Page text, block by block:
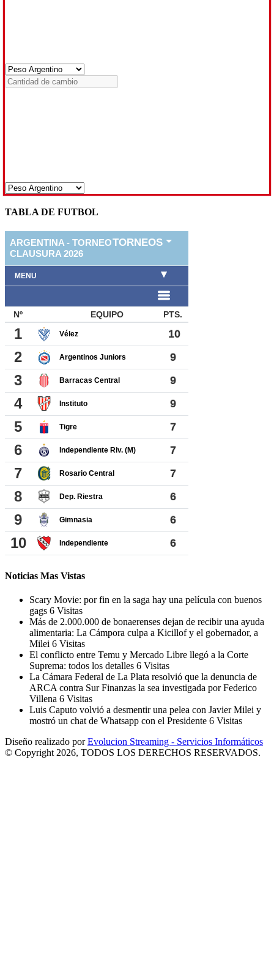
TABLA DE FUTBOL
Noticias Mas Vistas
Scary Movie: por fin en la saga hay una película con buenos
gags 6 Visitas
Más de 2.000.000 de bonaerenses dejan de recibir una ayuda
alimentaria: La Cámpora culpa a Kicillof y el gobernador, a
Milei 6 Visitas
El conflicto entre Temu y Mercado Libre llegó a la Corte
Suprema: todos los detalles 6 Visitas
La Cámara Federal de La Plata resolvió que la denuncia de
ARCA contra Sur Finanzas la sea investigada por Federico
Villena 6 Visitas
Luis Caputo volvió a desmentir una pelea con Javier Milei y
mostró un chat de Whatsapp con el Presidente 6 Visitas
Diseño realizado porEvolucion Streaming - Servicios Informáticos
© Copyright 2026, TODOS LOS DERECHOS RESERVADOS.